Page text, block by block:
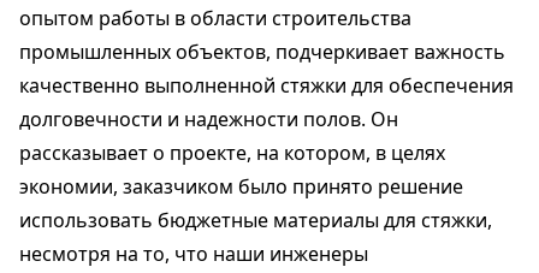
опытом работы в области строительства
промышленных объектов, подчеркивает важность
качественно выполненной стяжки для обеспечения
долговечности и надежности полов. Он
рассказывает о проекте, на котором, в целях
экономии, заказчиком было принято решение
использовать бюджетные материалы для стяжки,
несмотря на то, что наши инженеры